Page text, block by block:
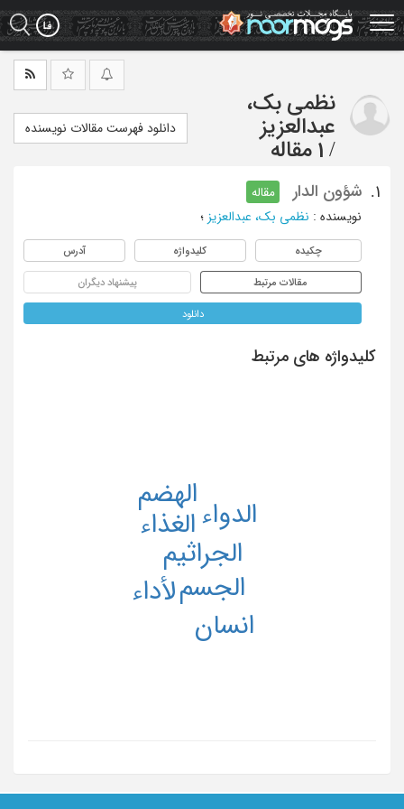
Skip
to
main
نظمی بک،
عبدالعزیز
/ 1 مقاله
دانلود فهرست مقالات نویسنده
1. شؤون الدار
مقاله
نویسنده : نظمی بک، عبدالعزیز ؛
چکیده کلیدواژه آدرس
مقالات مرتبط پیشنهاد دیگران
دانلود
کلیدواژه های مرتبط
الجراثیم
الجسم
الدواء الغذاء
الهضم
انسان
لأداء